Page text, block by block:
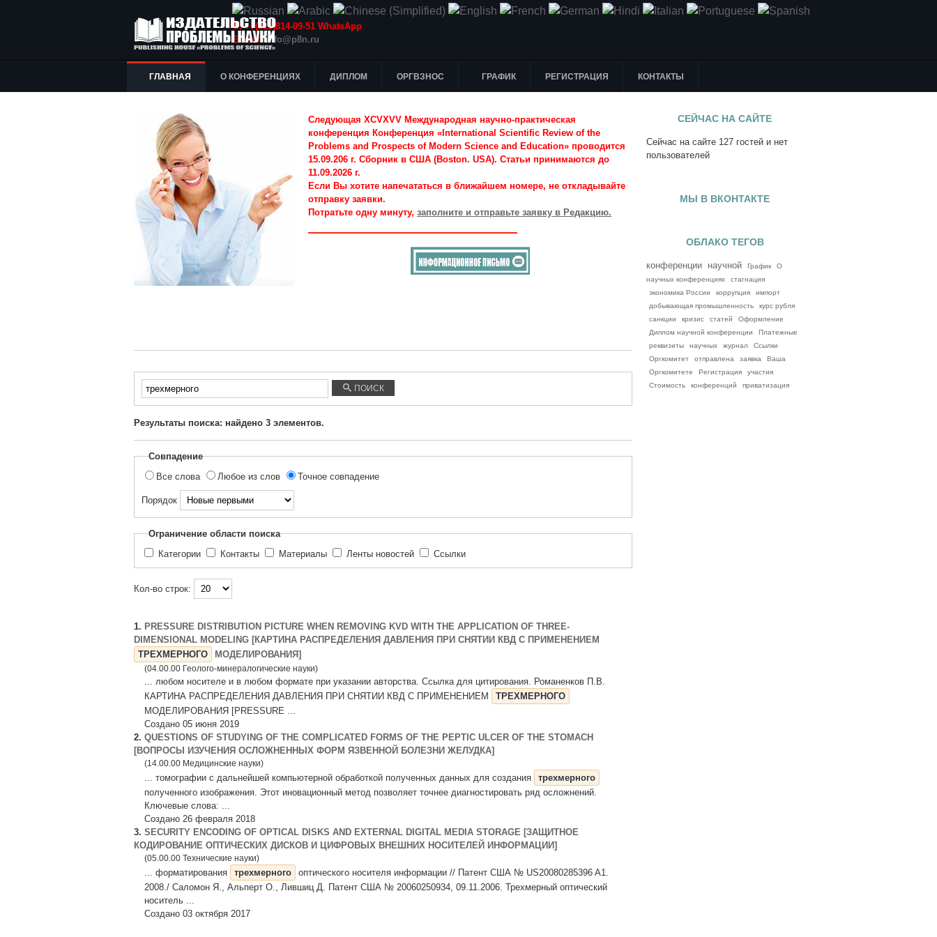
Т.: +7(915)814-09-51 WhatsApp
E-mail:info@p8n.ru
ГЛАВНАЯ О КОНФЕРЕНЦИЯХ ДИПЛОМ ОРГВЗНОС ГРАФИК РЕГИСТРАЦИЯ КОНТАКТЫ
Следующая XCVXVV Международная научно-практическая
конференция Конференция «International Scientific Review of the
Problems and Prospects of Modern Science and Education» проводится
15.09.206 г. Сборник в США (Boston. USA). Статьи принимаются до
11.09.2026 г.
Если Вы хотите напечататься в ближайшем номере, не откладывайте
отправку заявки.
Потратьте одну минуту, заполните и отправьте заявку в Редакцию.
Введите
текст
поиска...
ПОИСК
Результаты поиска: найдено 3 элементов.
Совпадение
Все слова
Любое из слов Точное совпадение
Порядок
Ограничение области поиска
Категории
Контакты Материалы Ленты новостей Ссылки
Кол-во строк:
1. PRESSURE DISTRIBUTION PICTURE WHEN REMOVING KVD WITH THE APPLICATION OF THREE-
DIMENSIONAL MODELING [КАРТИНА РАСПРЕДЕЛЕНИЯ ДАВЛЕНИЯ ПРИ СНЯТИИ КВД С ПРИМЕНЕНИЕМ
ТРЕХМЕРНОГО
МОДЕЛИРОВАНИЯ]
(04.00.00 Геолого-минералогические науки)
... любом носителе и в любом формате при указании авторства. Ссылка для цитирования. Романенков П.В.
КАРТИНА РАСПРЕДЕЛЕНИЯ ДАВЛЕНИЯ ПРИ СНЯТИИ КВД С ПРИМЕНЕНИЕМ
ТРЕХМЕРНОГО
МОДЕЛИРОВАНИЯ [PRESSURE ...
Создано 05 июня 2019
2. QUESTIONS OF STUDYING OF THE COMPLICATED FORMS OF THE PEPTIC ULCER OF THE STOMACH
[ВОПРОСЫ ИЗУЧЕНИЯ ОСЛОЖНЕННЫХ ФОРМ ЯЗВЕННОЙ БОЛЕЗНИ ЖЕЛУДКА]
(14.00.00 Медицинские науки)
... томографии с дальнейшей компьютерной обработкой полученных данных для создания
трехмерного
полученного изображения. Этот иновационный метод позволяет точнее диагностировать ряд осложнений.
Ключевые слова: ...
Создано 26 февраля 2018
3. SECURITY ENCODING OF OPTICAL DISKS AND EXTERNAL DIGITAL MEDIA STORAGE [ЗАЩИТНОЕ
КОДИРОВАНИЕ ОПТИЧЕСКИХ ДИСКОВ И ЦИФРОВЫХ ВНЕШНИХ НОСИТЕЛЕЙ ИНФОРМАЦИИ]
(05.00.00 Технические науки)
... форматирования трехмерного
оптического носителя информации // Патент США № US20080285396 A1.
2008./ Саломон Я., Альперт О., Лившиц Д. Патент США № 20060250934, 09.11.2006. Трехмерный оптический
носитель ...
Создано 03 октября 2017
СЕЙЧАС НА САЙТЕ
Сейчас на сайте 127 гостей и нет
пользователей
МЫ В ВКОНТАКТЕ
ОБЛАКО ТЕГОВ
конференции научной График
О
научных конференциях
стагнация
экономика России
коррупция
импорт
добывающая промышленность
курс рубля
санкции
кризис статей
Оформление
Диплом научной конференции
Платежные
реквизиты
научных журнал
Ссылки
Оргкомитет
отправлена заявка
Ваша
Оргкомитете
Регистрация
участия
Стоимость
конференций приватизация